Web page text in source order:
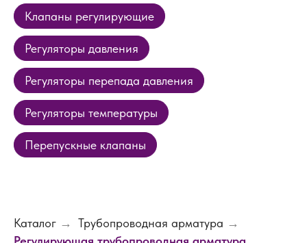
Клапаны регулирующие
Регуляторы давления
Регуляторы перепада давления
Регуляторы температуры
Перепускные клапаны
Каталог → Трубопроводная арматура →